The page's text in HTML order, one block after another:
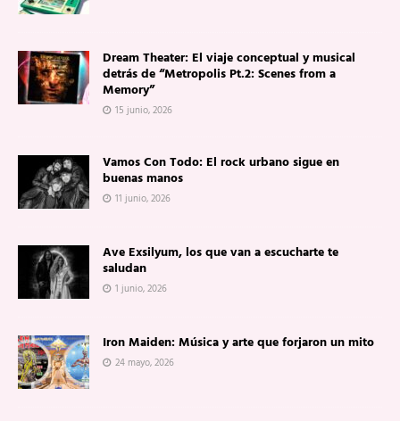
Dream Theater: El viaje conceptual y musical
detrás de “Metropolis Pt.2: Scenes from a
Memory”
15 junio, 2026
Vamos Con Todo: El rock urbano sigue en
buenas manos
11 junio, 2026
Ave Exsilyum, los que van a escucharte te
saludan
1 junio, 2026
Iron Maiden: Música y arte que forjaron un mito
24 mayo, 2026